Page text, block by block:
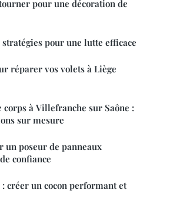
pour une décoration de
pour une lutte efficace
réparer vos volets à Liège
à Villefranche sur Saône :
sur mesure
un poseur de panneaux
confiance
créer un cocon performant et